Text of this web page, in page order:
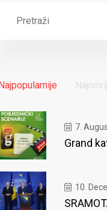
7.
Grand
10.